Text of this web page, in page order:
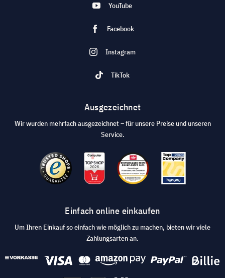
YouTube
Facebook
Instagram
TikTok
Ausgezeichnet
Wir wurden mehrfach ausgezeichnet – für unsere Preise und unseren
Service.
Einfach online einkaufen
Um Ihren Einkauf so einfach wie möglich zu machen, bieten wir viele
Zahlungsarten an.